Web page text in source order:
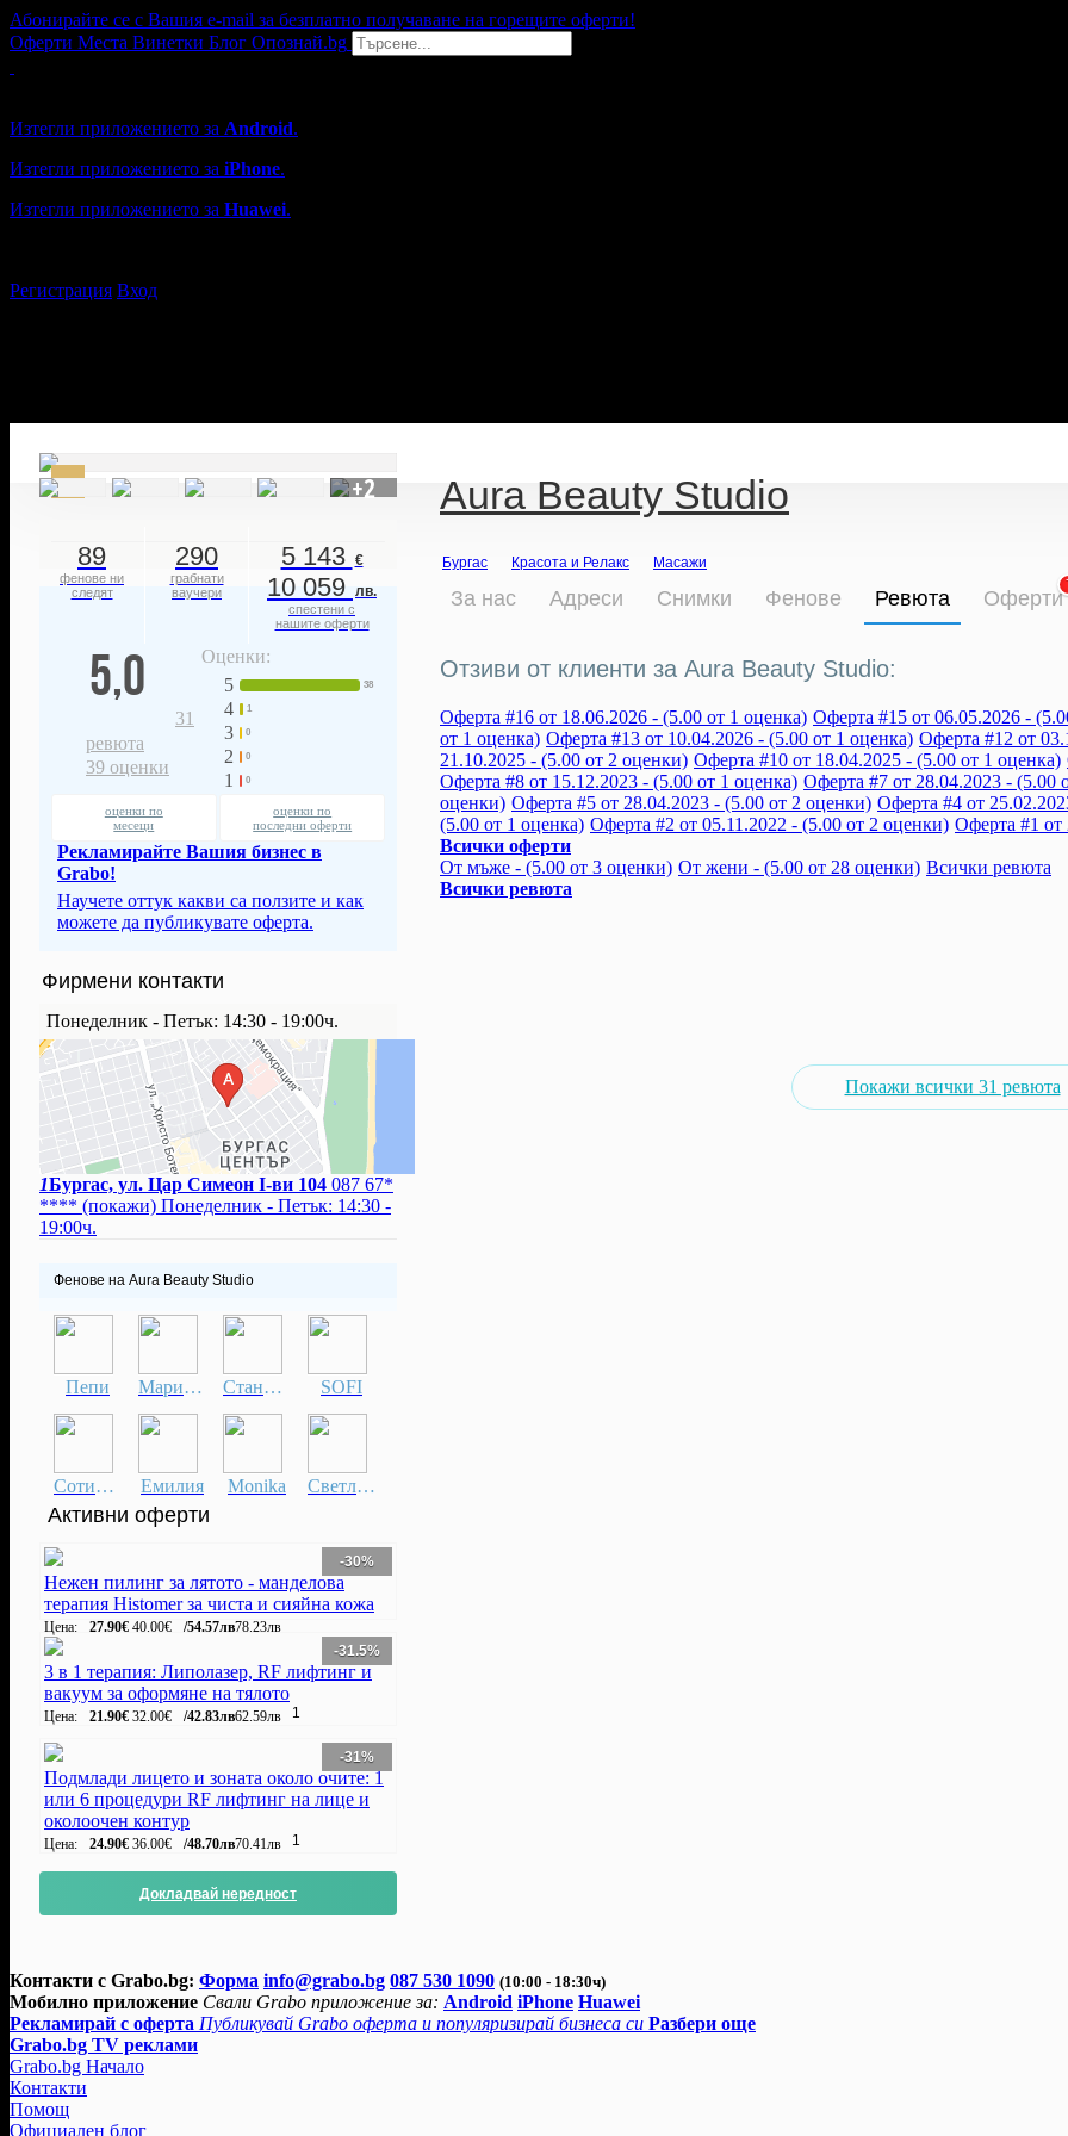
Абонирайте се с Вашия e-mail за безплатно получаване на горещите оферти!
Оферти Места Винетки Блог Опознай.bg
Изтегли приложението за Android.
Изтегли приложението за iPhone.
Изтегли приложението за Huawei.
Регистрация Вход
+2
89
фенове ни
следят
290
грабнати
ваучери
5 143 €
10 059 лв.
спестени с
нашите оферти
5,0
31
ревюта
39 оценки
Оценки:
5
38
4 1
3 0
2 0
1 0
оценки по
месеци
оценки по
последни оферти
Рекламирайте Вашия бизнес в
Grabo!
Научете оттук какви са ползите и как
можете да публикувате оферта.
Фирмени контакти
Понеделник - Петък: 14:30 - 19:00ч.
1Бургас, ул. Цар Симеон I-ви 104 087 67*
**** (покажи) Понеделник - Петък: 14:30 -
19:00ч.
Фенове на Aura Beauty Studio
Пепи Мариета Станислава SOFI
Сотирка Емилия Monika Светлана
Активни оферти
-30%
Нежен пилинг за лятото - манделова
терапия Histomer за чиста и сияйна кожа
Цена: 27.90€ 40.00€ /54.57лв78.23лв
-31.5%
3 в 1 терапия: Липолазер, RF лифтинг и
вакуум за оформяне на тялото
Цена: 21.90€ 32.00€ /42.83лв62.59лв 1
-31%
Подмлади лицето и зоната около очите: 1
или 6 процедури RF лифтинг на лице и
околоочен контур
Цена: 24.90€ 36.00€ /48.70лв70.41лв 1
Докладвай нередност
Aura Beauty Studio
Бургас Красота и Релакс Масажи
За нас Адреси Снимки Фенове Ревюта Оферти
Отзиви от клиенти за Aura Beauty Studio:
Оферта #16 от 18.06.2026 - (5.00 от 1 оценка) Оферта #15 от 06.05.2026 -
от 1 оценка) Оферта #13 от 10.04.2026 - (5.00 от 1 оценка) Оферта #12 от
21.10.2025 - (5.00 от 2 оценки) Оферта #10 от 18.04.2025 - (5.00 от 1 оценка)
Оферта #8 от 15.12.2023 - (5.00 от 1 оценка) Оферта #7 от 28.04.2023 - (5.00
оценки) Оферта #5 от 28.04.2023 - (5.00 от 2 оценки) Оферта #4 от
(5.00 от 1 оценка) Оферта #2 от 05.11.2022 - (5.00 от 2 оценки) Оферта #1 от
Всички оферти
От мъже - (5.00 от 3 оценки) От жени - (5.00 от 28 оценки) Всички ревюта
Всички ревюта
Покажи всички 31 ревюта
Контакти с Grabo.bg: Форма info@grabo.bg 087 530 1090 (10:00 - 18:30ч)
Мобилно приложение Свали Grabo приложение за: Android iPhone Huawei
Рекламирай с оферта Публикувай Grabo оферта и популяризирай бизнеса си Разбери още
Grabo.bg TV реклами
Grabo.bg Начало
Контакти
Помощ
Официален блог